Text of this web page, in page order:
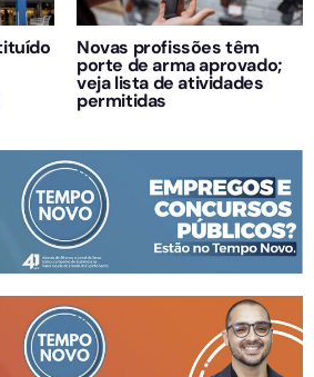
Novas profissões têm
porte de arma aprovado;
veja lista de atividades
permitidas